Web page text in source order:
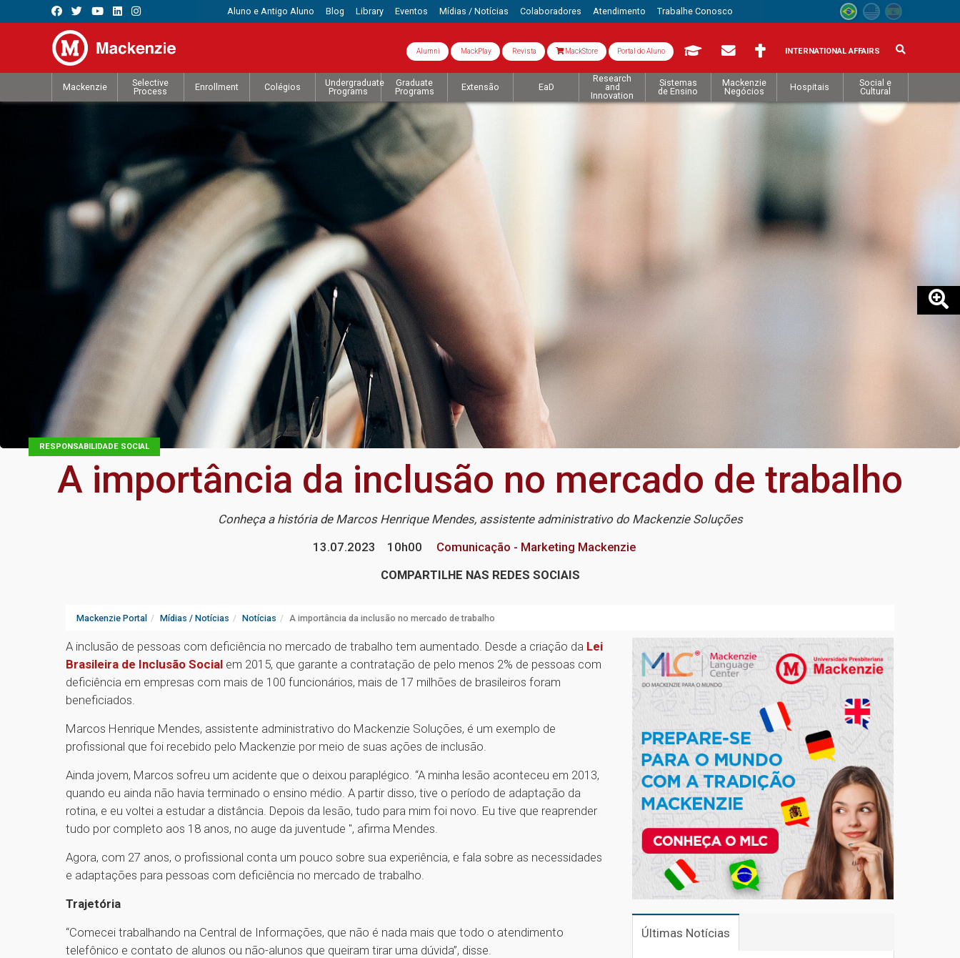
Aluno e Antigo Aluno Blog Library Eventos Mídias / Notícias Colaboradores Atendimento Trabalhe Conosco
Alumni MackPlay Revista MackStore Portal do Aluno INTERNATIONAL AFFAIRS
Mackenzie
Selective
Process
Enrollment Colégios
Undergraduate
Programs
Graduate
Programs
Extensão EaD
Research
and
Innovation
Sistemas
de Ensino
Mackenzie
Negócios
Hospitais
Social e
Cultural
RESPONSABILIDADE SOCIAL
A importância da inclusão no mercado de trabalho
Conheça a história de Marcos Henrique Mendes, assistente administrativo do Mackenzie Soluções
13.07.2023
10h00
Comunicação - Marketing Mackenzie
COMPARTILHE NAS REDES SOCIAIS
Mackenzie Portal Mídias / Notícias Notícias A importância da inclusão no mercado de trabalho
A inclusão de pessoas com deficiência no mercado de trabalho tem aumentado. Desde a criação da Lei
Brasileira de Inclusão Social em 2015, que garante a contratação de pelo menos 2% de pessoas com
deficiência em empresas com mais de 100 funcionários, mais de 17 milhões de brasileiros foram
beneficiados.
Marcos Henrique Mendes, assistente administrativo do Mackenzie Soluções, é um exemplo de
profissional que foi recebido pelo Mackenzie por meio de suas ações de inclusão.
Ainda jovem, Marcos sofreu um acidente que o deixou paraplégico. “A minha lesão aconteceu em 2013,
quando eu ainda não havia terminado o ensino médio. A partir disso, tive o período de adaptação da
rotina, e eu voltei a estudar a distância. Depois da lesão, tudo para mim foi novo. Eu tive que reaprender
tudo por completo aos 18 anos, no auge da juventude ", afirma Mendes.
Agora, com 27 anos, o profissional conta um pouco sobre sua experiência, e fala sobre as necessidades
e adaptações para pessoas com deficiência no mercado de trabalho.
Trajetória
“Comecei trabalhando na Central de Informações, que não é nada mais que todo o atendimento
telefônico e contato de alunos ou não-alunos que queiram tirar uma dúvida”, disse.
Últimas Notícias